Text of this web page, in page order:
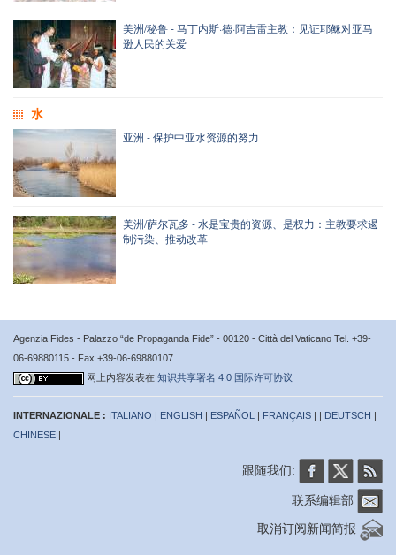
美洲/秘鲁 - 马丁内斯·德·阿吉雷主教：见证耶稣对亚马
逊人民的关爱
水
亚洲 - 保护中亚水资源的努力
美洲/萨尔瓦多 - 水是宝贵的资源、是权力：主教要求遏
制污染、推动改革
Agenzia Fides - Palazzo “de Propaganda Fide” - 00120 - Città del Vaticano Tel. +39-
06-69880115 - Fax +39-06-69880107
网上内容发表在 知识共享署名 4.0 国际许可协议
INTERNAZIONALE : ITALIANO | ENGLISH | ESPAÑOL | FRANÇAIS | | DEUTSCH |
CHINESE |
跟随我们:
联系编辑部
取消订阅新闻简报